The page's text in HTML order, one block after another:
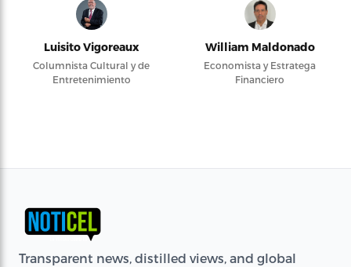
Luisito Vigoreaux
Columnista Cultural y de
Entretenimiento
William Maldonado
Economista y Estratega
Financiero
Transparent news, distilled views, and global